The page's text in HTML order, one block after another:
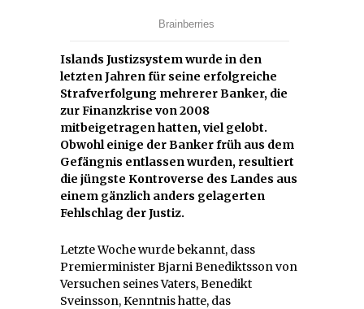
Islands Justizsystem wurde in den
letzten Jahren für seine erfolgreiche
Strafverfolgung mehrerer Banker, die
zur Finanzkrise von 2008
mitbeigetragen hatten, viel gelobt.
Obwohl einige der Banker früh aus dem
Gefängnis entlassen wurden, resultiert
die jüngste Kontroverse des Landes aus
einem gänzlich anders gelagerten
Fehlschlag der Justiz.
Letzte Woche wurde bekannt, dass
Premierminister Bjarni Benediktsson von
Versuchen seines Vaters, Benedikt
Sveinsson, Kenntnis hatte, das